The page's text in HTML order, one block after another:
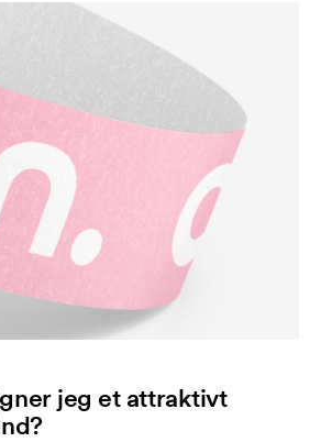
jeg et attraktivt